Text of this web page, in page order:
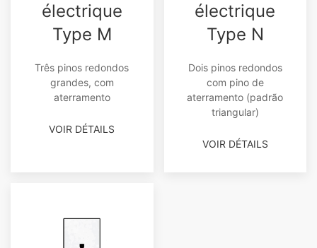
électrique
Type M
Três pinos redondos
grandes, com
aterramento
VOIR DÉTAILS
électrique
Type N
Dois pinos redondos
com pino de
aterramento (padrão
triangular)
VOIR DÉTAILS